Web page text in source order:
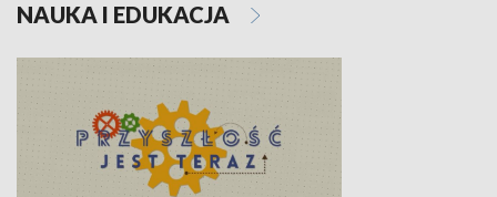
NAUKA I EDUKACJA